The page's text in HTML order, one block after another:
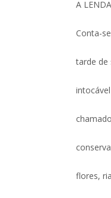
A
Conta-
tarde de
flores,